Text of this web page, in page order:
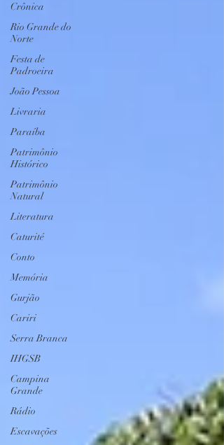
Crônica
Rio Grande do
Norte
Festa de
Padroeira
João Pessoa
Livraria
Paraíba
Patrimônio
Histórico
Patrimônio
Natural
Literatura
Caturité
Conto
Memória
Gurjão
Cariri
Serra Branca
IHGSB
Campina
Grande
Rádio
Escavações